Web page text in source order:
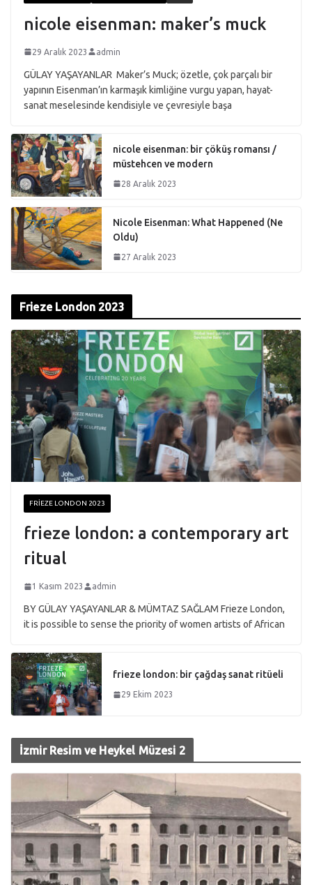
nicole eisenman: maker’s muck
29 Aralık 2023 admin
GÜLAY YAŞAYANLAR Maker’s Muck; özetle, çok parçalı bir
yapının Eisenman’ın karmaşık kimliğine vurgu yapan, hayat-
sanat meselesinde kendisiyle ve çevresiyle başa
nicole eisenman: bir çöküş romansı /
müstehcen ve modern
28 Aralık 2023
Nicole Eisenman: What Happened (Ne
Oldu)
27 Aralık 2023
Frieze London 2023
FRIEZE LONDON 2023
frieze london: a contemporary art
ritual
1 Kasım 2023 admin
BY GÜLAY YAŞAYANLAR & MÜMTAZ SAĞLAM Frieze London,
it is possible to sense the priority of women artists of African
frieze london: bir çağdaş sanat ritüeli
29 Ekim 2023
İzmir Resim ve Heykel Müzesi 2